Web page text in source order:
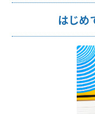
はじめ